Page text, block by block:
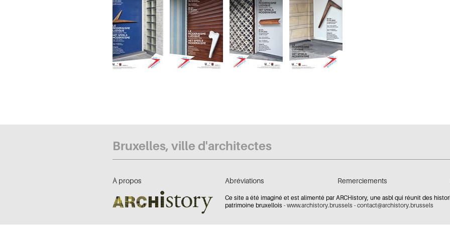
Bruxelles, ville d'architectes
À propos Abréviations Remerciements
Ce site a été imaginé et est alimenté par ARCHistory, une asbl qui réunit des
patrimoine bruxellois - www.archistory.brussels - contact@archistory.brussels